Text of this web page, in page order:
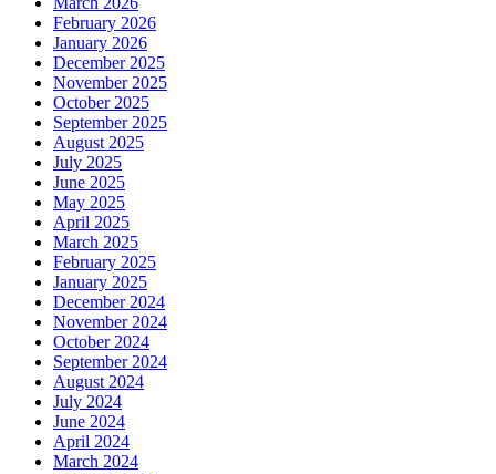
February 2026
January 2026
December 2025
November 2025
October 2025
September 2025
August 2025
July 2025
June 2025
May 2025
April 2025
March 2025
February 2025
January 2025
December 2024
November 2024
October 2024
September 2024
August 2024
July 2024
June 2024
April 2024
March 2024